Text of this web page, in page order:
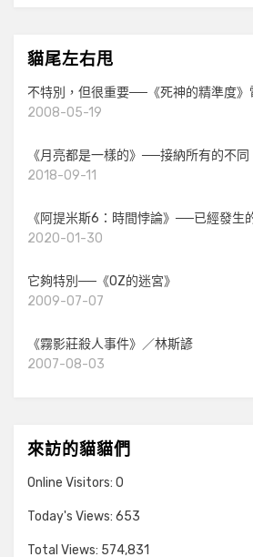
貓尾左右甩
不特別，但很重要──《死神的精準度》
2008-05-19
《月亮都是一樣的》──接納所有的不同
2018-09-11
《阿提米斯6：時間悖論》──已經發生
2020-01-30
它夠特別──《OZ的迷宮》
2009-07-07
《霧影莊殺人事件》／林斯諺
2007-08-03
來訪的貓貓們
Online Visitors: 0
Today's Views: 653
Total Views: 574,831